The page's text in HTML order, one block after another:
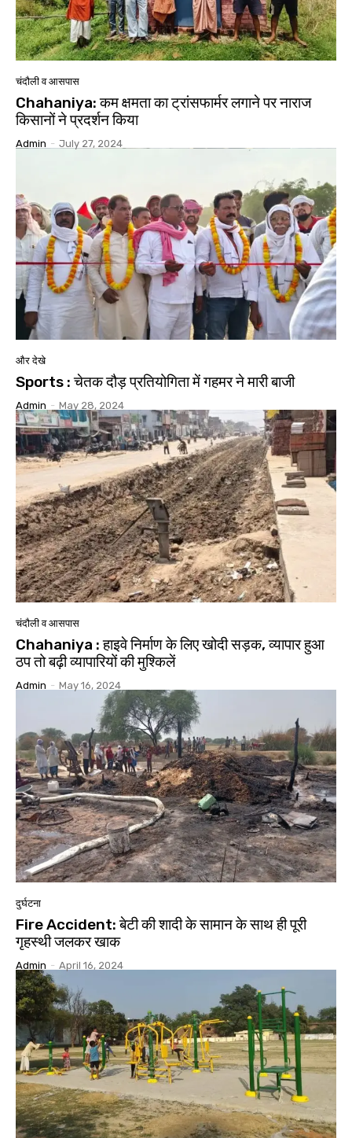
चंदौली व आसपास
Chahaniya: कम क्षमता का ट्रांसफार्मर लगाने पर नाराज
किसानों ने प्रदर्शन किया
Admin - July 27, 2024
और देखे
Sports : चेतक दौड़ प्रतियोगिता में गहमर ने मारी बाजी
Admin - May 28, 2024
चंदौली व आसपास
Chahaniya : हाइवे निर्माण के लिए खोदी सड़क, व्यापार हुआ
ठप तो बढ़ी व्यापारियों की मुश्किलें
Admin - May 16, 2024
दुर्घटना
Fire Accident: बेटी की शादी के सामान के साथ ही पूरी
गृहस्थी जलकर खाक
Admin - April 16, 2024